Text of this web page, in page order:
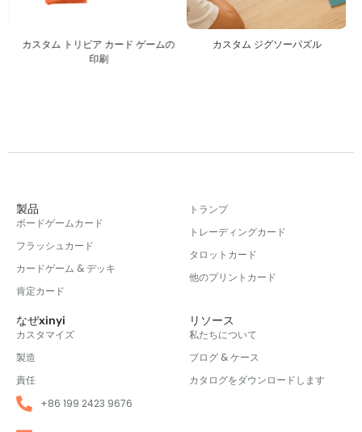
カスタム トリビア カード ゲームの
印刷
カスタム ジグソーパズル
製品
ボードゲームカード
フラッシュカード
カードゲーム & デッキ
肯定カード
トランプ
トレーディングカード
タロットカード
他のプリントカード
なぜxinyi
カスタマイズ
製造
責任
リソース
私たちについて
ブログ & ケース
カタログをダウンロードします
+86 199 2423 9676